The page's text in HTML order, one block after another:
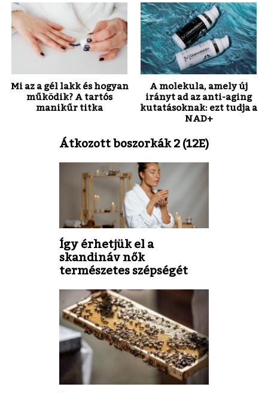
Mi az a gél lakk és hogyan
működik? A tartós
manikűr titka
A molekula, amely új
irányt ad az anti-aging
kutatásoknak: ezt tudja a
NAD+
Átkozott boszorkák 2 (12E)
Így érhetjük el a
skandináv nők
természetes szépségét